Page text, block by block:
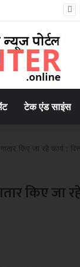
टेक एंड साइंस
किए जा रहे कार्य : वित्त
जा रहे